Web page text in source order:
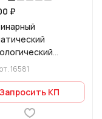
₽
Urit Smart 3
16581
Запросить КП